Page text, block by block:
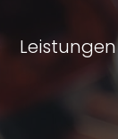
Leistungen